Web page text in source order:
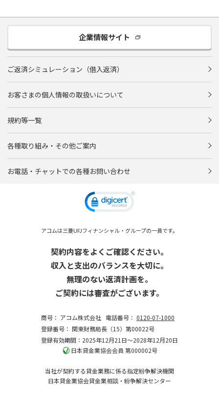
企業情報サイト
ご返済シミュレーション（借入返済）
お客さまの個人情報の取扱いについて
規約等一覧
各種取り組み・その他ご案内
お電話・チャットでの各種お問い合わせ
アコムは三菱UFJフィナンシャル・グループの一員です。
契約内容をよくご確認ください。
収入と支出のバランスを大切に。
無理のない返済計画を。
ご契約には審査がございます。
商号： アコム株式会社 電話番号： 0120-07-1000
登録番号： 関東財務局長（15）第00022号
登録有効期間：2025年12月21日～2028年12月20日
日本貸金業協会会員 第000002号
当社が契約する貸金業務に係る指定紛争解決機関
日本貸金業協会貸金業相談・紛争解決センター